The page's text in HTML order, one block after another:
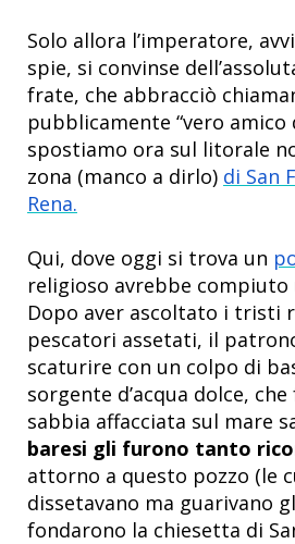
Solo allora l’imperatore,
spie, si convinse
frate, che abbracciò
pubblicamente “vero amico
spostiamo ora sul litorale
zona (manco a dirlo) di San
Rena.
Qui, dove oggi si trova un
religioso avrebbe compiuto
Dopo aver ascoltato i tristi
pescatori assetati, il
scaturire con un colpo di
sorgente d’acqua dolce,
sabbia affacciata sul mare
baresi gli furono tanto
attorno a questo pozzo (le
dissetavano ma guarivano
fondarono la chiesetta di